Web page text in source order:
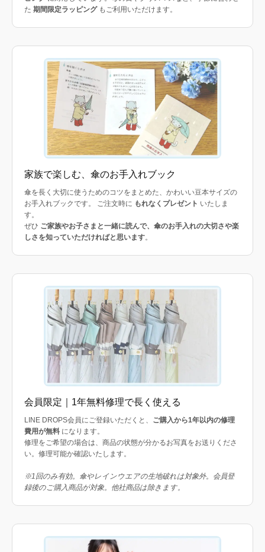
た 期間限定ラッピングもご利用いただけます。
家族で楽しむ、傘のお手入れブック
傘を長く大切に使うためのコツをまとめた、かわいい豆本サイズの
お手入れブックです。 ご注文時に もれなくプレゼント いたしま
す。
ぜひ ご家族やお子さまと一緒に読んで、傘のお手入れの大切さや楽
しさを知っていただければと思います。
会員限定｜1年無料修理で長く使える
LINE DROPS会員にご登録いただくと、 ご購入から1年以内の修理
費用が無料 になります。
修理をご希望の場合は、商品の状態が分かるお写真をお送りくださ
い。修理可能か確認いたします。
※1回のみ有効。傘やレインウエアの生地破れは対象外。会員登
録後のご購入商品が対象。他社商品は除きます。